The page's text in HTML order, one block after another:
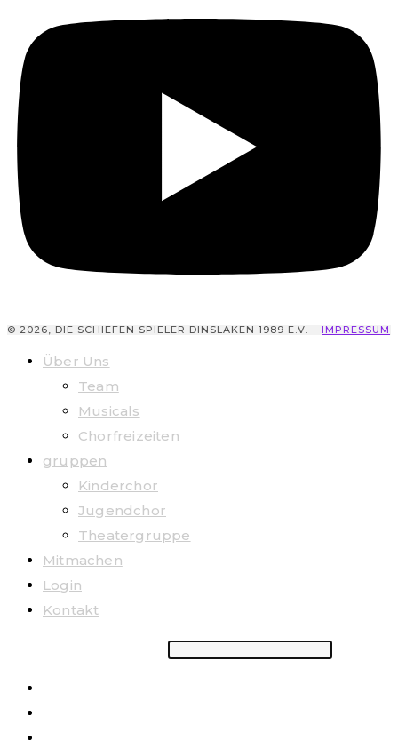
© 2026, DIE SCHIEFEN SPIELER DINSLAKEN 1989 E.V. – IMPRESSUM
Über Uns
Team
Musicals
Chorfreizeiten
gruppen
Kinderchor
Jugendchor
Theatergruppe
Mitmachen
Login
Kontakt